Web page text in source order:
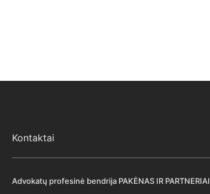
Kontaktai
Advokatų profesinė bendrija PAKĖNAS IR PARTNERIAI